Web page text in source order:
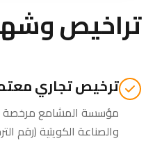
تراخيص
ترخيص تجاري
مؤسسة المشامع مرخصة
والصناعة الكويتية(رقم